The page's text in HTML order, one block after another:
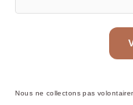
Nous ne collectons pas